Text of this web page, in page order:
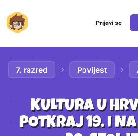
Prijavi se
7. razred Povijest
KULTURA U
POTKRAJ 19. I NA